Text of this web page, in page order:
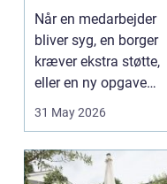
sundhed
Når en medarbejder
bliver syg, en borger
kræver ekstra støtte,
eller en ny opgave
opstår fra dag til...
31 May 2026